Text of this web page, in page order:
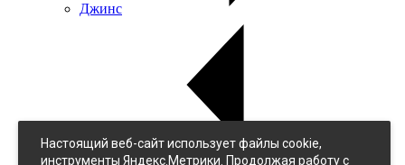
Джинс
Настоящий веб-сайт использует файлы cookie,
инструменты Яндекс.Метрики. Продолжая работу с